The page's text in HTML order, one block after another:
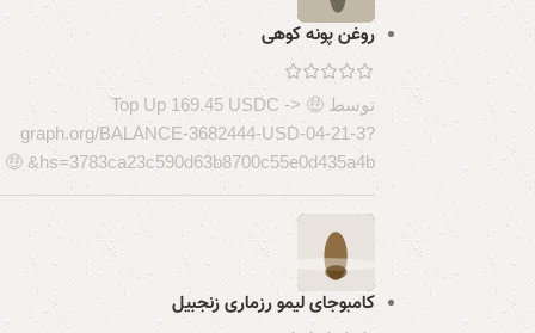
روغن پونه کوهی
توسط 🤑 Top Up 169.45 USDC ->
graph.org/BALANCE-3682444-USD-04-21-3?
hs=3783ca23c590d63b8700c55e0d435a4b& 🤑
کامبوجای لیمو رزماری زنجبیل